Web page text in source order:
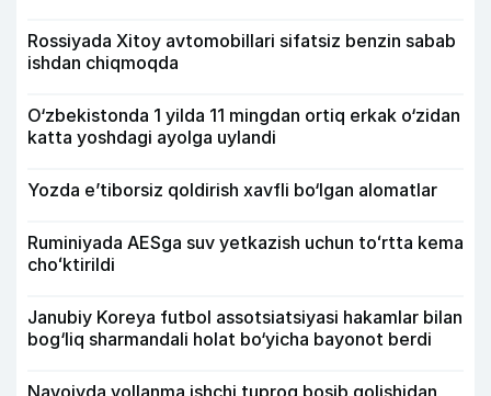
Rossiyada Xitoy avtomobillari sifatsiz benzin sabab
ishdan chiqmoqda
O‘zbekistonda 1 yilda 11 mingdan ortiq erkak o‘zidan
katta yoshdagi ayolga uylandi
Yozda e’tiborsiz qoldirish xavfli bo‘lgan alomatlar
Ruminiyada AESga suv yetkazish uchun toʻrtta kema
choʻktirildi
Janubiy Koreya futbol assotsiatsiyasi hakamlar bilan
bog‘liq sharmandali holat bo‘yicha bayonot berdi
Navoiyda yollanma ishchi tuproq bosib qolishidan